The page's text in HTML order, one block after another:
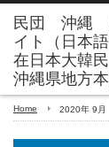
Home 2020年 9月